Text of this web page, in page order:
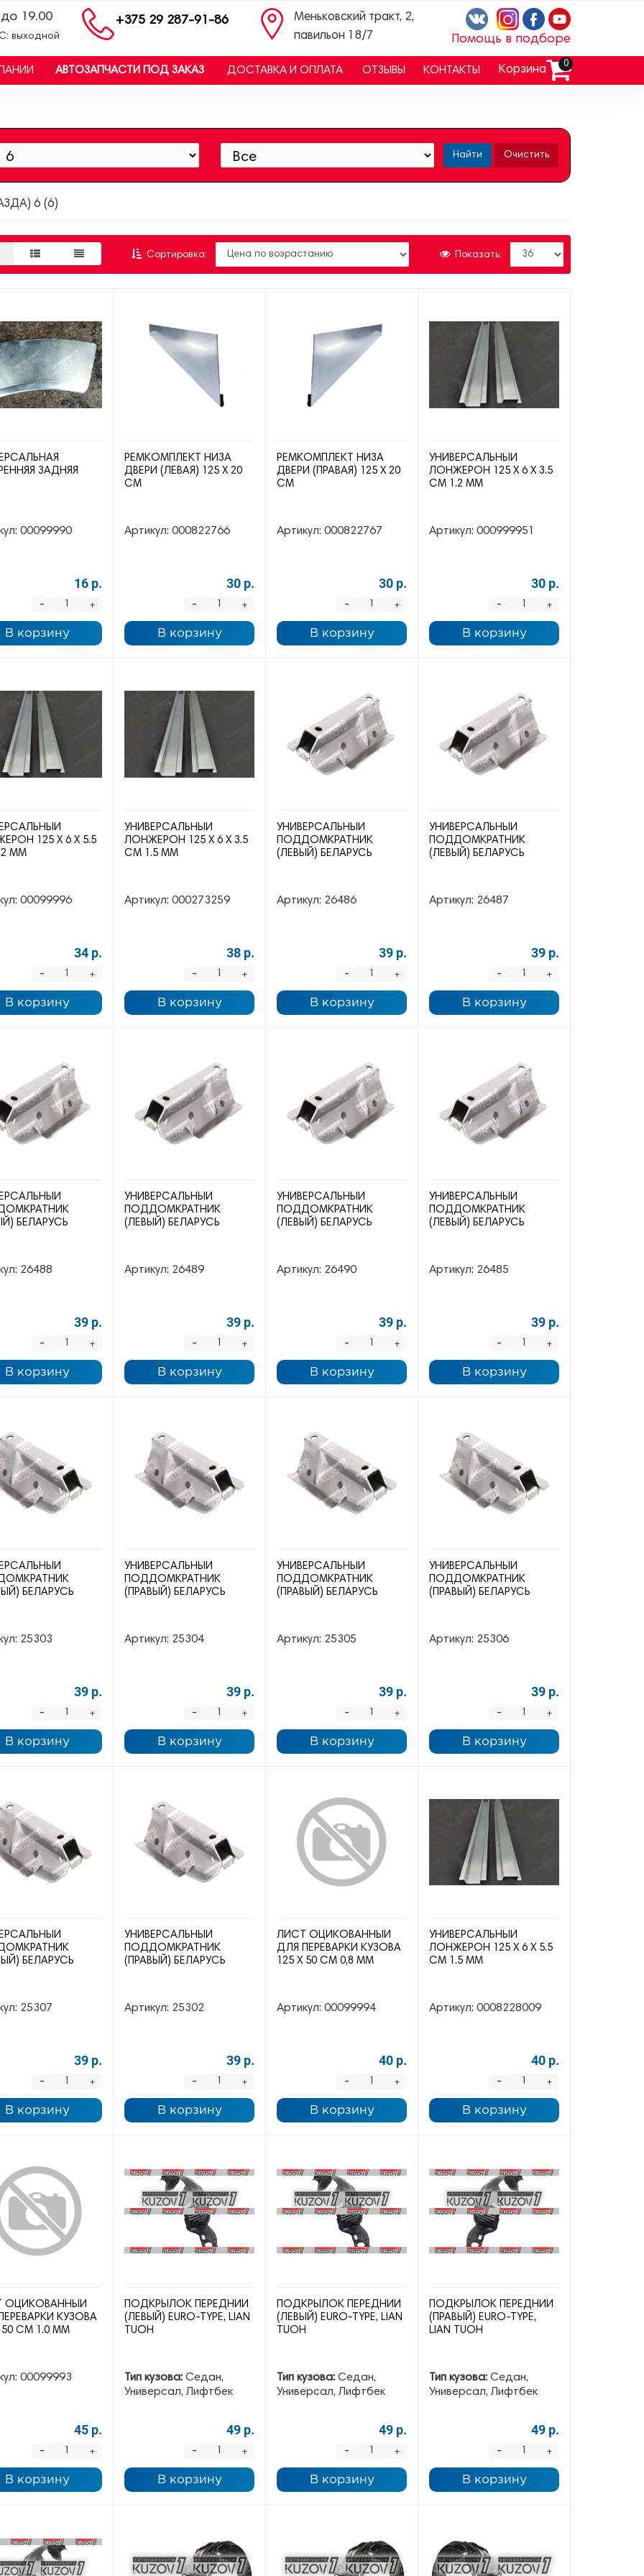
Помощь в подборе
Меньковский тракт, 2,
павильон 18/7
+375 29 287-91-86
19.00
выходной
АВТОЗАПЧАСТИ ПОД ЗАКАЗ ДОСТАВКА И ОПЛАТА ОТЗЫВЫ КОНТАКТЫ Корзина 0
Найти Очистить
6 (6)
Сортировка: Показать:
ЗАДНЯЯ
00099990
16 р.
+
-
В корзину
РЕМКОМПЛЕКТ НИЗА
ДВЕРИ (ЛЕВАЯ) 125 Х 20
СМ
Артикул: 000822766
30 р.
+
-
В корзину
РЕМКОМПЛЕКТ НИЗА
ДВЕРИ (ПРАВАЯ) 125 Х 20
СМ
Артикул: 000822767
30 р.
+
-
В корзину
УНИВЕРСАЛЬНЫЙ
ЛОНЖЕРОН 125 Х 6 Х 3.5
СМ 1.2 ММ
Артикул: 000999951
30 р.
+
-
В корзину
125 Х 6 Х 5.5
ММ
00099996
34 р.
+
-
В корзину
УНИВЕРСАЛЬНЫЙ
ЛОНЖЕРОН 125 Х 6 Х 3.5
СМ 1.5 ММ
Артикул: 000273259
38 р.
+
-
В корзину
УНИВЕРСАЛЬНЫЙ
ПОДДОМКРАТНИК
(ЛЕВЫЙ) БЕЛАРУСЬ
Артикул: 26486
39 р.
+
-
В корзину
УНИВЕРСАЛЬНЫЙ
ПОДДОМКРАТНИК
(ЛЕВЫЙ) БЕЛАРУСЬ
Артикул: 26487
39 р.
+
-
В корзину
БЕЛАРУСЬ
26488
39 р.
+
-
В корзину
УНИВЕРСАЛЬНЫЙ
ПОДДОМКРАТНИК
(ЛЕВЫЙ) БЕЛАРУСЬ
Артикул: 26489
39 р.
+
-
В корзину
УНИВЕРСАЛЬНЫЙ
ПОДДОМКРАТНИК
(ЛЕВЫЙ) БЕЛАРУСЬ
Артикул: 26490
39 р.
+
-
В корзину
УНИВЕРСАЛЬНЫЙ
ПОДДОМКРАТНИК
(ЛЕВЫЙ) БЕЛАРУСЬ
Артикул: 26485
39 р.
+
-
В корзину
БЕЛАРУСЬ
25303
39 р.
+
-
В корзину
УНИВЕРСАЛЬНЫЙ
ПОДДОМКРАТНИК
(ПРАВЫЙ) БЕЛАРУСЬ
Артикул: 25304
39 р.
+
-
В корзину
УНИВЕРСАЛЬНЫЙ
ПОДДОМКРАТНИК
(ПРАВЫЙ) БЕЛАРУСЬ
Артикул: 25305
39 р.
+
-
В корзину
УНИВЕРСАЛЬНЫЙ
ПОДДОМКРАТНИК
(ПРАВЫЙ) БЕЛАРУСЬ
Артикул: 25306
39 р.
+
-
В корзину
БЕЛАРУСЬ
25307
39 р.
+
-
В корзину
УНИВЕРСАЛЬНЫЙ
ПОДДОМКРАТНИК
(ПРАВЫЙ) БЕЛАРУСЬ
Артикул: 25302
39 р.
+
-
В корзину
ЛИСТ ОЦИКОВАННЫЙ
ДЛЯ ПЕРЕВАРКИ КУЗОВА
125 Х 50 СМ 0,8 ММ
Артикул: 00099994
40 р.
+
-
В корзину
УНИВЕРСАЛЬНЫЙ
ЛОНЖЕРОН 125 Х 6 Х 5.5
СМ 1.5 ММ
Артикул: 0008228009
40 р.
+
-
В корзину
ОЦИКОВАННЫЙ
КУЗОВА
50 СМ 1.0 ММ
00099993
45 р.
+
-
В корзину
ПОДКРЫЛОК ПЕРЕДНИЙ
(ЛЕВЫЙ) EURO-TYPE, LIAN
TUOH
Тип кузова: Седан,
Универсал, Лифтбек
49 р.
+
-
В корзину
ПОДКРЫЛОК ПЕРЕДНИЙ
(ЛЕВЫЙ) EURO-TYPE, LIAN
TUOH
Тип кузова: Седан,
Универсал, Лифтбек
49 р.
+
-
В корзину
ПОДКРЫЛОК ПЕРЕДНИЙ
(ПРАВЫЙ) EURO-TYPE,
LIAN TUOH
Тип кузова: Седан,
Универсал, Лифтбек
49 р.
+
-
В корзину